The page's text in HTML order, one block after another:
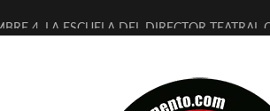
4, LA ESCUELA DEL DIRECTOR TEATRAL
JUDÍAS EN #EXVITA